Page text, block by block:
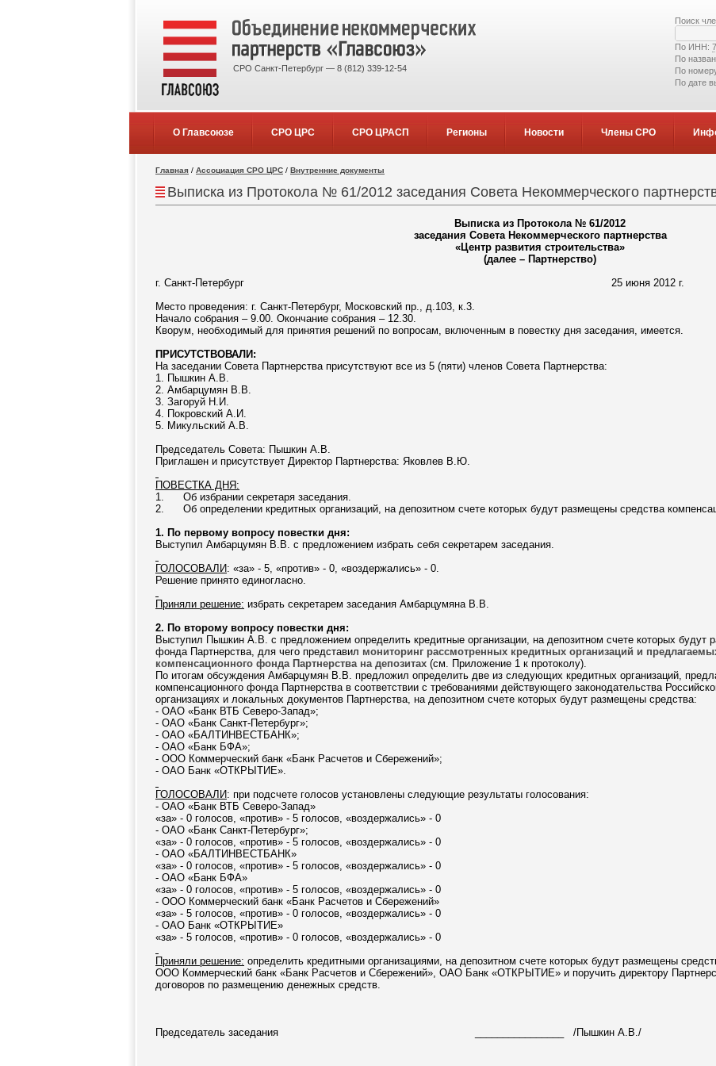
СРО Санкт-Петербург — 8 (812) 339-12-54
Поиск
По ИНН:
По
По
По дате
О Главсоюзе СРО ЦРС СРО ЦРАСП Регионы Новости Члены СРО
Главная / Ассоциация СРО ЦРС / Внутренние документы
Выписка из Протокола № 61/2012 заседания Совета Некоммерческого
Выписка из Протокола № 61/2012
заседания Совета Некоммерческого партнерства
«Центр развития строительства»
(далее – Партнерство)
г. Санкт-Петербург
25 июня 2012 г.
Место проведения: г. Санкт-Петербург, Московский пр., д.103, к.3.
Начало собрания – 9.00. Окончание собрания – 12.30.
Кворум, необходимый для принятия решений по вопросам, включенным в повестку дня заседания, имеется.
ПРИСУТСТВОВАЛИ:
На заседании Совета Партнерства присутствуют все из 5 (пяти) членов Совета Партнерства:
1. Пышкин А.В.
2. Амбарцумян В.В.
3. Загоруй Н.И.
4. Покровский А.И.
5. Микульский А.В.
Председатель Совета: Пышкин А.В.
Приглашен и присутствует Директор Партнерства: Яковлев В.Ю.
ПОВЕСТКА ДНЯ:
1.
Об избрании секретаря заседания.
2.
Об определении кредитных организаций, на депозитном счете которых будут размещены средства
1. По первому вопросу повестки дня:
Выступил Амбарцумян В.В. с предложением избрать себя секретарем заседания.
ГОЛОСОВАЛИ: «за» - 5, «против» - 0, «воздержались» - 0.
Решение принято единогласно.
Приняли решение: избрать секретарем заседания Амбарцумяна В.В.
2. По второму вопросу повестки дня:
Выступил Пышкин А.В. с предложением определить кредитные организации, на депозитном счете которых будут
фонда Партнерства, для чего представил мониторинг рассмотренных кредитных организаций и
компенсационного фонда Партнерства на депозитах (см. Приложение 1 к протоколу).
По итогам обсуждения Амбарцумян В.В. предложил определить две из следующих кредитных организаций,
компенсационного фонда Партнерства в соответствии с требованиями действующего законодательства
организациях и локальных документов Партнерства, на депозитном счете которых будут размещены средства:
- ОАО «Банк ВТБ Северо-Запад»;
- ОАО «Банк Санкт-Петербург»;
- ОАО «БАЛТИНВЕСТБАНК»;
- ОАО «Банк БФА»;
- ООО Коммерческий банк «Банк Расчетов и Сбережений»;
- ОАО Банк «ОТКРЫТИЕ».
ГОЛОСОВАЛИ: при подсчете голосов установлены следующие результаты голосования:
- ОАО «Банк ВТБ Северо-Запад»
«за» - 0 голосов, «против» - 5 голосов, «воздержались» - 0
- ОАО «Банк Санкт-Петербург»;
«за» - 0 голосов, «против» - 5 голосов, «воздержались» - 0
- ОАО «БАЛТИНВЕСТБАНК»
«за» - 0 голосов, «против» - 5 голосов, «воздержались» - 0
- ОАО «Банк БФА»
«за» - 0 голосов, «против» - 5 голосов, «воздержались» - 0
- ООО Коммерческий банк «Банк Расчетов и Сбережений»
«за» - 5 голосов, «против» - 0 голосов, «воздержались» - 0
- ОАО Банк «ОТКРЫТИЕ»
«за» - 5 голосов, «против» - 0 голосов, «воздержались» - 0
Приняли решение: определить кредитными организациями, на депозитном счете которых будут размещены
ООО Коммерческий банк «Банк Расчетов и Сбережений», ОАО Банк «ОТКРЫТИЕ» и поручить директору
договоров по размещению денежных средств.
Председатель заседания ________________ /Пышкин А.В./